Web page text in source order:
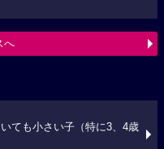
へ
ても小さい子（特に3、4歳